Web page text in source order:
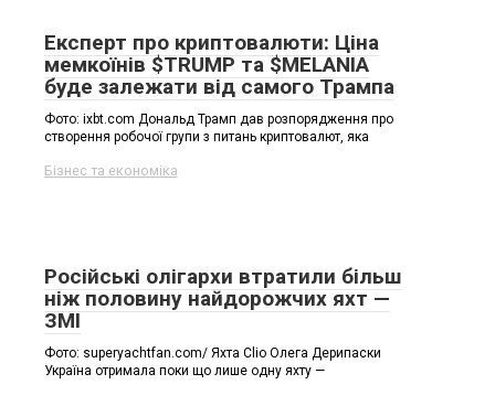
Експерт про криптовалюти: Ціна
мемкоїнів $TRUMP та $MELANIA
буде залежати від самого Трампа
Фото: ixbt.com Дональд Трамп дав розпорядження про
створення робочої групи з питань криптовалют, яка
Бізнес та економіка
Російські олігархи втратили більш
ніж половину найдорожчих яхт —
ЗМІ
Фото: superyachtfan.com/ Яхта Clio Олега Дерипаски
Україна отримала поки що лише одну яхту —